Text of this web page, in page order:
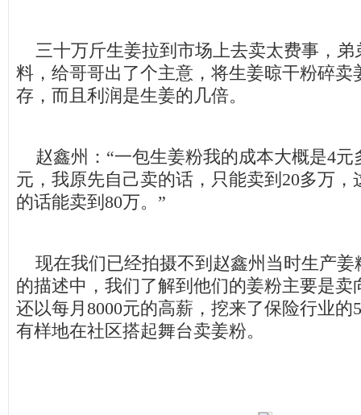
三十万斤生姜拉到市场上去卖太费事，弟
料，给哥哥出了个主意，将生姜晾干粉碎卖
存，而且利润是生姜的几倍。
赵鑫州：“一包生姜粉我的成本大概是4元
元，我原先自己卖的话，只能卖到20多万，
的话能卖到80万。”
现在我们已经拍摄不到赵鑫州当时生产姜
的描述中，我们了解到他们的姜粉主要是卖
还以每月8000元的高薪，挖来了保险行业的
有样地在社区搭起舞台卖姜粉。